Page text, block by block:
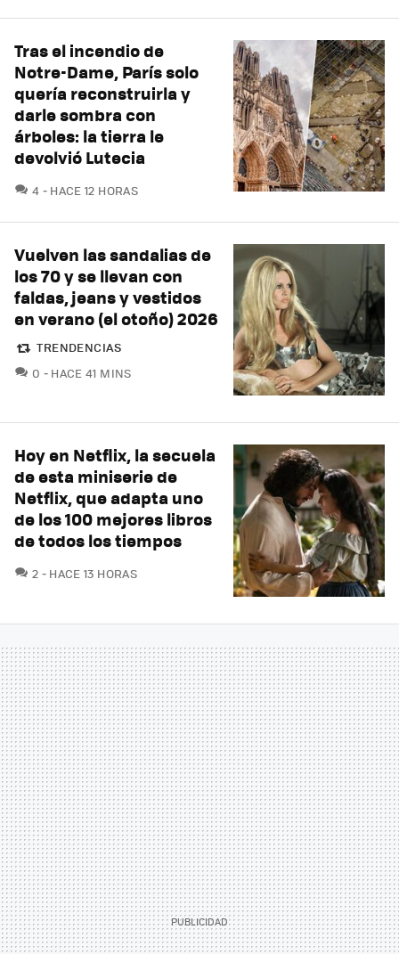
Tras el incendio de
Notre-Dame, París solo
quería reconstruirla y
darle sombra con
árboles: la tierra le
devolvió Lutecia
4 COMENTARIOS
HACE 12 HORAS
Vuelven las sandalias de
los 70 y se llevan con
faldas, jeans y vestidos
en verano (el otoño) 2026
TRENDENCIAS
0 COMENTARIOS
HACE 41 MINS
Hoy en Netflix, la secuela
de esta miniserie de
Netflix, que adapta uno
de los 100 mejores libros
de todos los tiempos
2 COMENTARIOS
HACE 13 HORAS